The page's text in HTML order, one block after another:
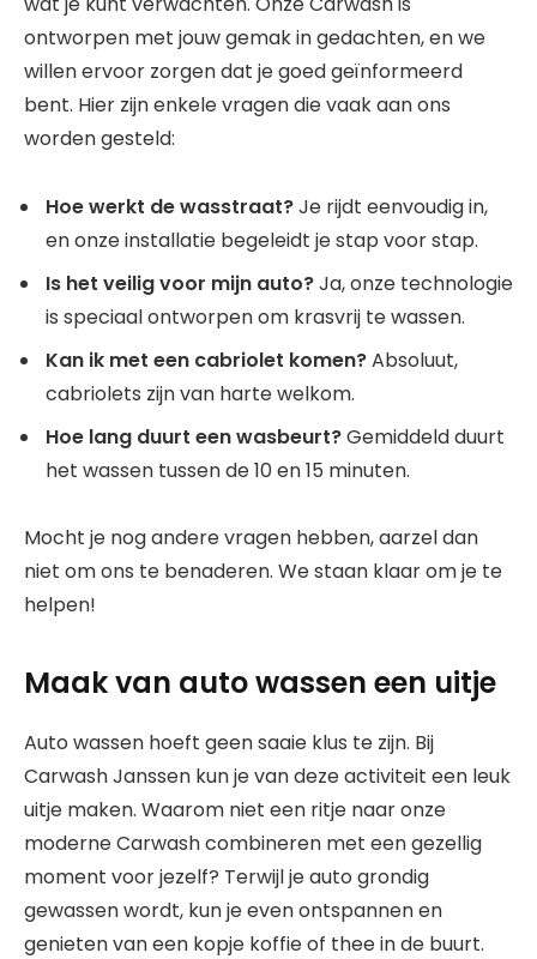
ontworpen met jouw gemak in gedachten, en we
willen ervoor zorgen dat je goed geïnformeerd
bent. Hier zijn enkele vragen die vaak aan ons
worden gesteld:
Hoe werkt de wasstraat?Je rijdt eenvoudig in,
en onze installatie begeleidt je stap voor stap.
Is het veilig voor mijn auto?Ja, onze technologie
is speciaal ontworpen om krasvrij te wassen.
Kan ik met een cabriolet komen?Absoluut,
cabriolets zijn van harte welkom.
Hoe lang duurt een wasbeurt?Gemiddeld duurt
het wassen tussen de 10 en 15 minuten.
Mocht je nog andere vragen hebben, aarzel dan
niet om ons te benaderen. We staan klaar om je te
helpen!
Maak van auto wassen een uitje
Auto wassen hoeft geen saaie klus te zijn. Bij
Carwash Janssen kun je van deze activiteit een leuk
uitje maken. Waarom niet een ritje naar onze
moderne Carwash combineren met een gezellig
moment voor jezelf? Terwijl je auto grondig
gewassen wordt, kun je even ontspannen en
genieten van een kopje koffie of thee in de buurt.